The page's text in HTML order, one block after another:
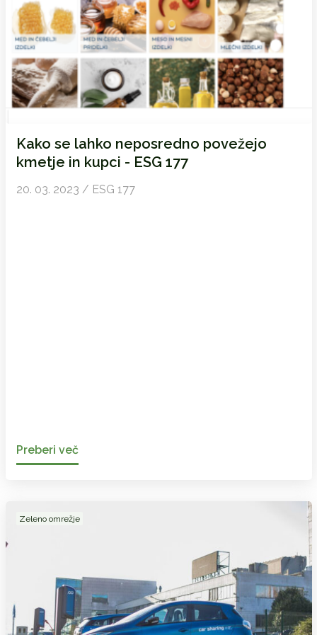
Kako se lahko neposredno povežejo
kmetje in kupci - ESG 177
20. 03. 2023 / ESG 177
Preberi več
Zeleno omrežje